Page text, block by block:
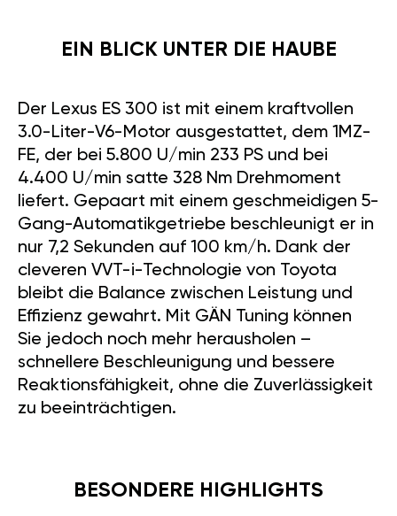
EIN BLICK UNTER DIE HAUBE
Der Lexus ES 300 ist mit einem kraftvollen
3.0-Liter-V6-Motor ausgestattet, dem 1MZ-
FE, der bei 5.800 U/min 233 PS und bei
4.400 U/min satte 328 Nm Drehmoment
liefert. Gepaart mit einem geschmeidigen 5-
Gang-Automatikgetriebe beschleunigt er in
nur 7,2 Sekunden auf 100 km/h. Dank der
cleveren VVT-i-Technologie von Toyota
bleibt die Balance zwischen Leistung und
Effizienz gewahrt. Mit GÄN Tuning können
Sie jedoch noch mehr herausholen –
schnellere Beschleunigung und bessere
Reaktionsfähigkeit, ohne die Zuverlässigkeit
zu beeinträchtigen.
BESONDERE HIGHLIGHTS